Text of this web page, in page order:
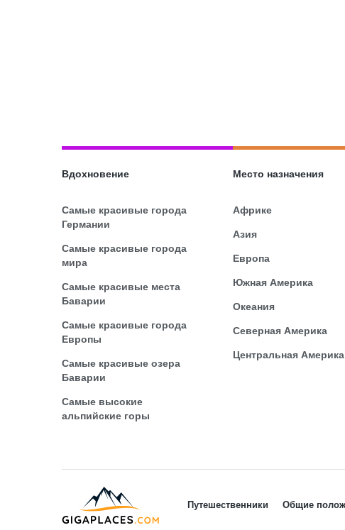
Вдохновение
Самые красивые города
Германии
Самые красивые города
мира
Самые красивые места
Баварии
Самые красивые города
Европы
Самые красивые озера
Баварии
Самые высокие
альпийские горы
Место назначения
Африке
Азия
Европа
Южная Америка
Океания
Северная Америка
Центральная Америка
Путешественники Общие